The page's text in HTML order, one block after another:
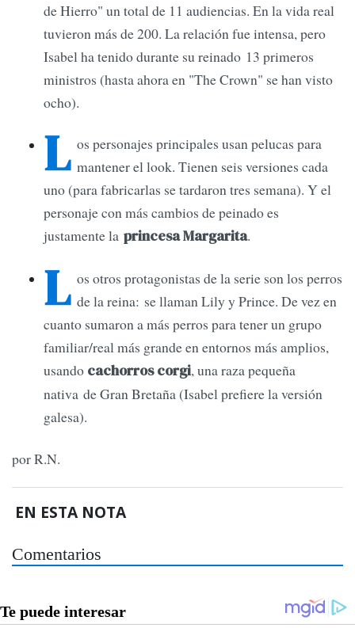
de Hierro" un total de 11 audiencias. En la vida real
tuvieron más de 200. La relación fue intensa, pero
Isabel ha tenido durante su reinado 13 primeros
ministros (hasta ahora en "The Crown" se han visto
ocho).
L os personajes principales usan pelucas para
mantener el look. Tienen seis versiones cada
uno (para fabricarlas se tardaron tres semana). Y el
personaje con más cambios de peinado es
justamente la princesa Margarita.
L os otros protagonistas de la serie son los perros
de la reina: se llaman Lily y Prince. De vez en
cuanto sumaron a más perros para tener un grupo
familiar/real más grande en entornos más amplios,
usando cachorros corgi, una raza pequeña
nativa de Gran Bretaña (Isabel prefiere la versión
galesa).
por R.N.
EN ESTA NOTA
Comentarios